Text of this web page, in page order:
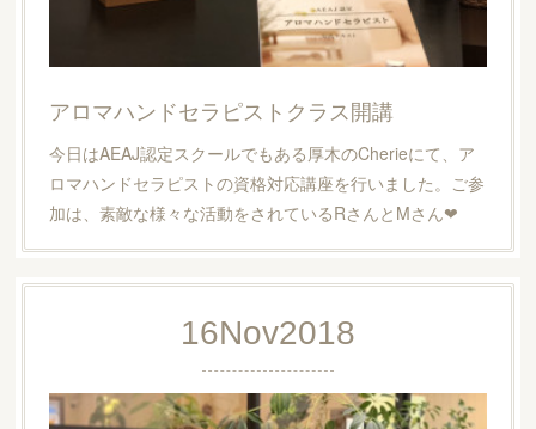
アロマハンドセラピストクラス開講
今日はAEAJ認定スクールでもある厚木のCherieにて、ア
ロマハンドセラピストの資格対応講座を行いました。ご参
加は、素敵な様々な活動をされているRさんとMさん❤︎
16Nov2018